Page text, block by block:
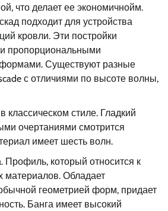
что делает ее экономичнойм.
подходит для устройства
кровли. Эти постройки
пропорциональными
Существуют разные
с отличиями по высоте волны,
классическом стиле. Гладкий
очертаниями смотрится
имеет шесть волн.
Профиль, который относится к
материалов. Обладает
геометрией форм, придает
Банга имеет высокий